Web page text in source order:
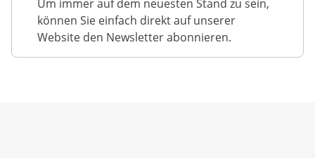
Um immer auf dem neuesten Stand zu sein,
können Sie einfach direkt auf unserer
Website den Newsletter abonnieren.